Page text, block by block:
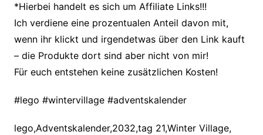
*Hierbei handelt es sich um Affiliate Links!!!
Ich verdiene eine prozentualen Anteil davon mit,
wenn ihr klickt und irgendetwas über den Link kauft
– die Produkte dort sind aber nicht von mir!
Für euch entstehen keine zusätzlichen Kosten!
#lego #wintervillage #adventskalender
lego,Adventskalender,2032,tag 21,Winter Village,